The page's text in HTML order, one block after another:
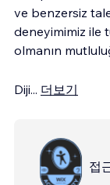
ve benzersiz
deneyimimiz ile
olmanın
Diji... 더보기
접